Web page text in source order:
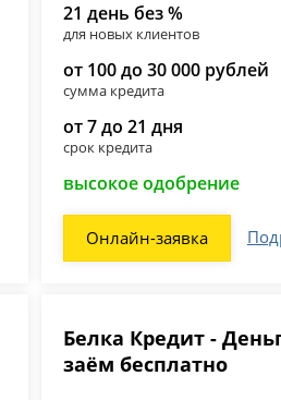
21 день без %
для новых клиентов
от 100 до 30 000 рублей
сумма кредита
от 7 до 21 дня
срок кредита
высокое одобрение
Онлайн-заявка
Белка Кредит -
заём бесплатно